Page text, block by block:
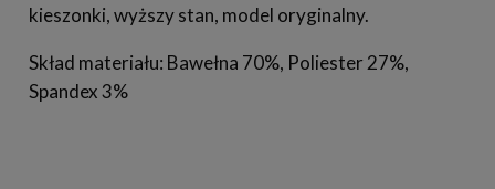
kieszonki, wyższy stan, model oryginalny.
Skład materiału: Bawełna 70%, Poliester 27%,
Spandex 3%